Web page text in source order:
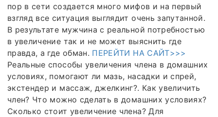
пор в сети создается много мифов и на первый
взгляд все ситуация выглядит очень запутанной.
В результате мужчина с реальной потребностью
в увеличение так и не может выяснить где
правда, а где обман. ПЕРЕЙТИ НА САЙТ>>>
Реальные способы увеличения члена в домашних
условиях, помогают ли мазь, насадки и спрей,
экстендер и массаж, джелкинг?. Как увеличить
член? Что можно сделать в домашних условиях?
Сколько стоит увеличение члена? Для